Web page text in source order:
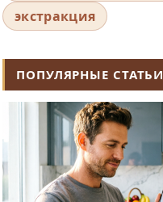
экстракция
ПОПУЛЯРНЫЕ СТАТЬИ